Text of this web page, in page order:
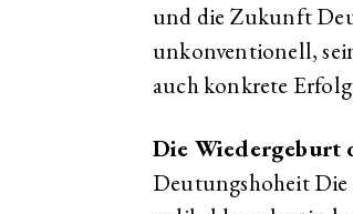
und die Zukunft
unkonventionell,
auch konkrete
Die Wiedergeburt
Deutungshoheit Die